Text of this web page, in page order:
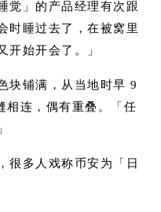
觉」的产品经理有次跟
时睡过去了，在被窝里
开始开会了。」
块铺满，从当地时早 9
相连，偶有重叠。「任
很多人戏称币安为「日